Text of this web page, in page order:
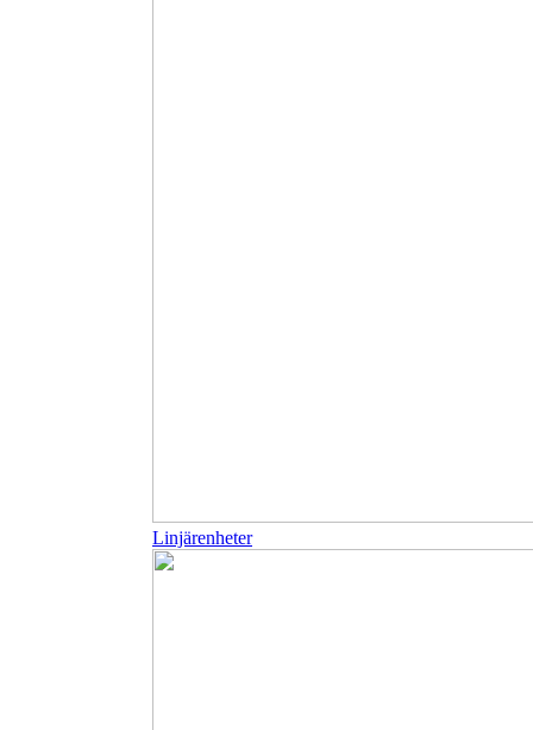
Linjärenheter